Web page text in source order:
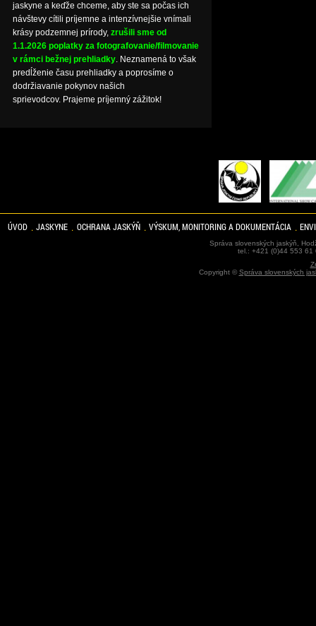
jaskyne a keďže chceme, aby ste sa počas ich
návštevy cítili príjemne a intenzívnejšie vnímali
krásy podzemnej prírody, zrušili sme od
1.1.2026 poplatky za fotografovanie/filmovanie
v rámci bežnej prehliadky. Neznamená to však
predĺženie času prehliadky a poprosíme o
dodržiavanie pokynov našich
sprievodcov. Prajeme príjemný zážitok!
ÚVOD JASKYNE OCHRANA JASKÝŇ VÝSKUM, MONITORING A DOKUMENTÁCIA
Správa slovenských jaskýň,
tel.: +421 (0)44 553
Copyright ©Správa slovenských